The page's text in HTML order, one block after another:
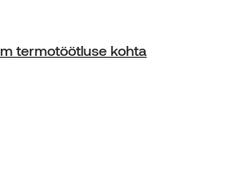
termotöötluse kohta